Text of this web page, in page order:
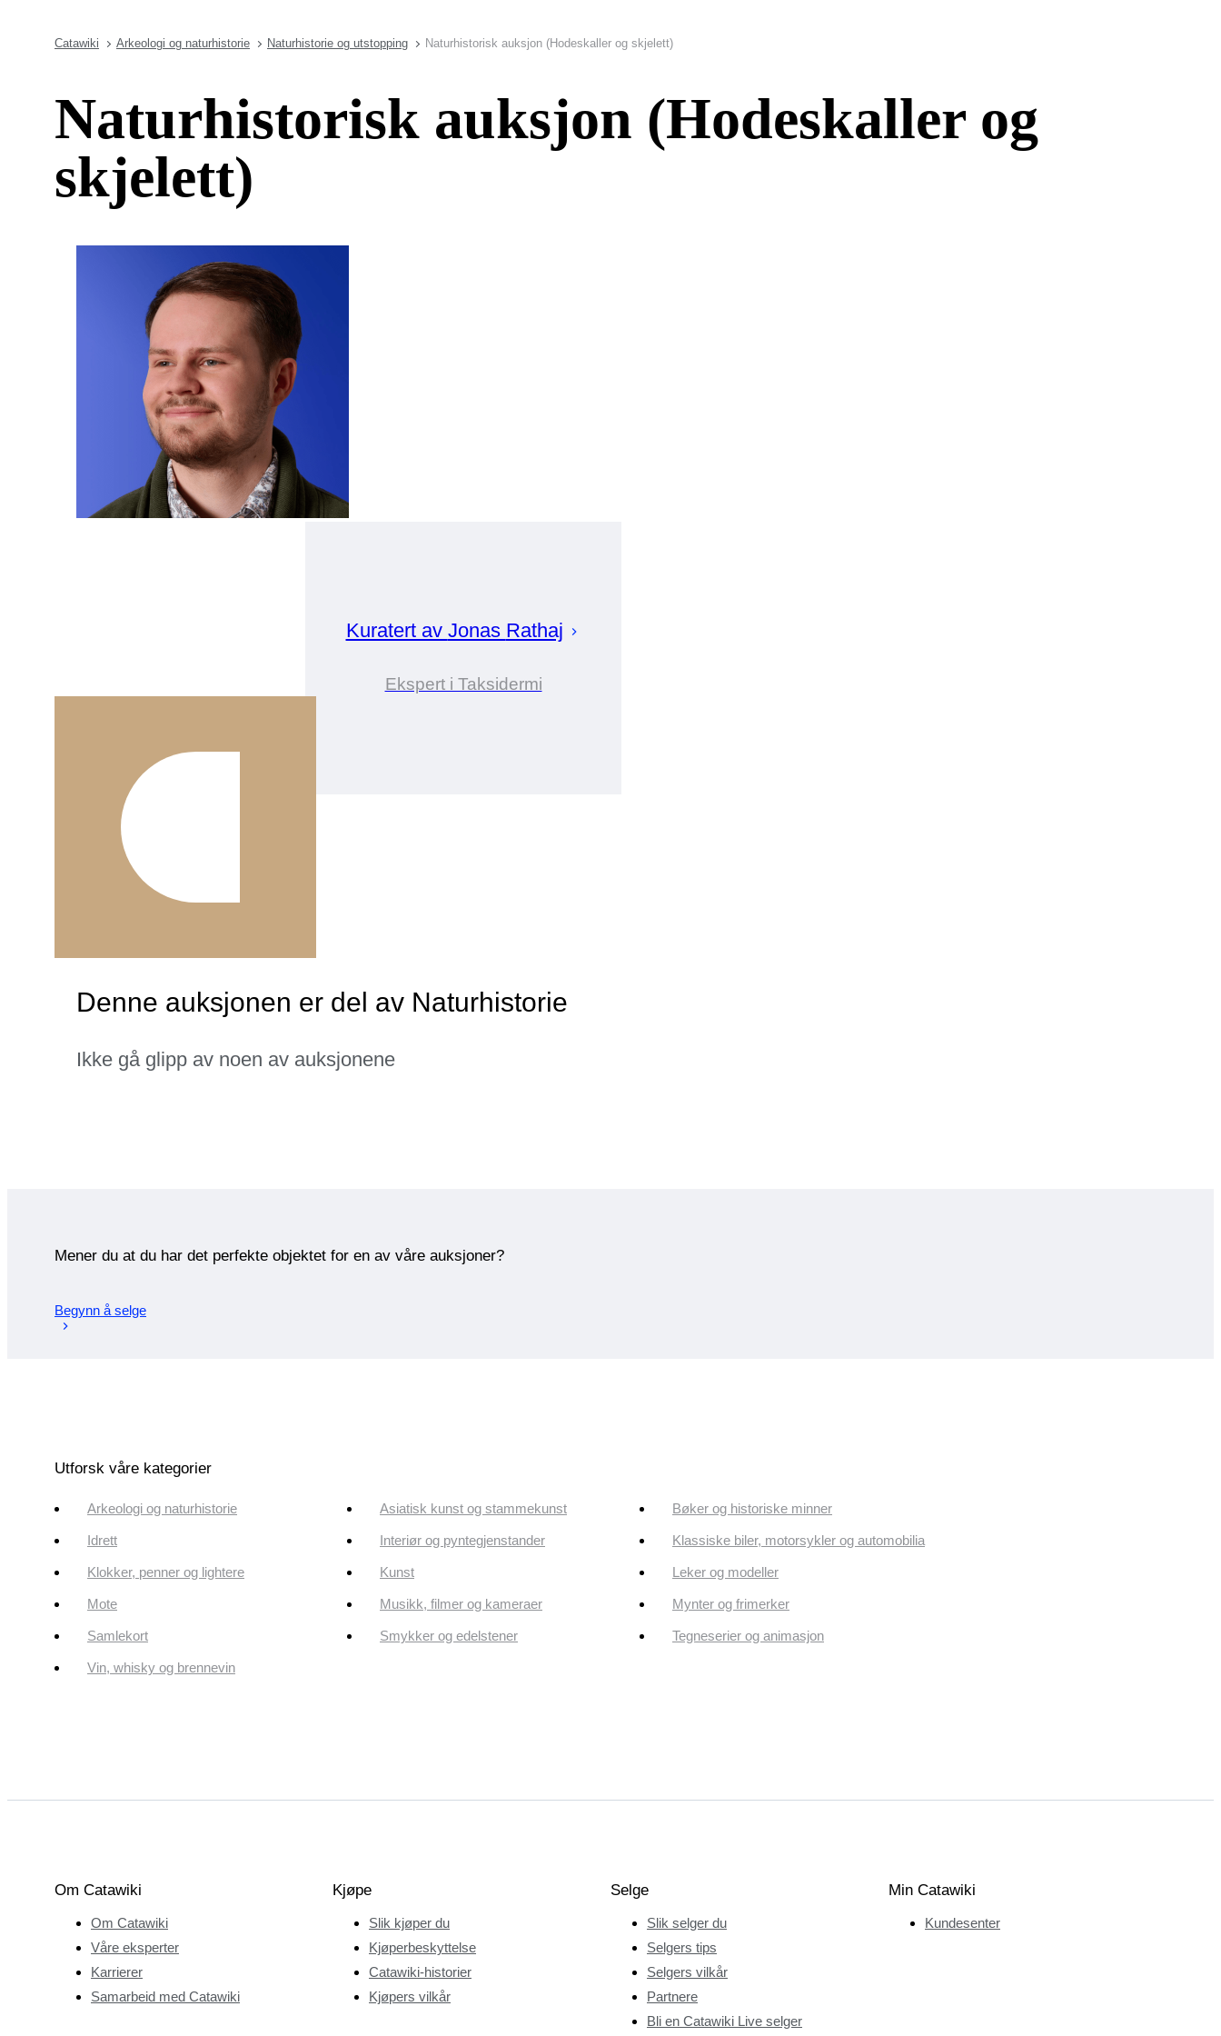
Catawiki Arkeologi og naturhistorie Naturhistorie og utstopping Naturhistorisk auksjon (Hodeskaller og skjelett)
Naturhistorisk auksjon (Hodeskaller og
skjelett)
Kuratert av Jonas Rathaj
Ekspert i Taksidermi
Denne auksjonen er del av Naturhistorie
Ikke gå glipp av noen av auksjonene
Mener du at du har det perfekte objektet for en av våre auksjoner?
Begynn å selge
Utforsk våre kategorier
Arkeologi og naturhistorie Asiatisk kunst og stammekunst Bøker og historiske minner
Idrett Interiør og pyntegjenstander Klassiske biler, motorsykler og automobilia
Klokker, penner og lightere Kunst Leker og modeller
Mote Musikk, filmer og kameraer Mynter og frimerker
Samlekort Smykker og edelstener Tegneserier og animasjon
Vin, whisky og brennevin
Om Catawiki
Om Catawiki
Våre eksperter
Karrierer
Samarbeid med Catawiki
Kjøpe
Slik kjøper du
Kjøperbeskyttelse
Catawiki-historier
Kjøpers vilkår
Selge
Slik selger du
Selgers tips
Selgers vilkår
Partnere
Bli en Catawiki Live selger
Min Catawiki
Kundesenter